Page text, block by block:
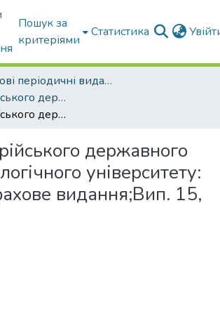
Пошук за
критеріями
Статистика
Наукові періодичні видання ТДАТУ
Праці Таврійського державного агротехнологічного університету
Праці Таврійського державного агротехнологічного університету: наукове фахове видання;Вип. 15, т. 1
державного
університету:
видання;Вип. 15,